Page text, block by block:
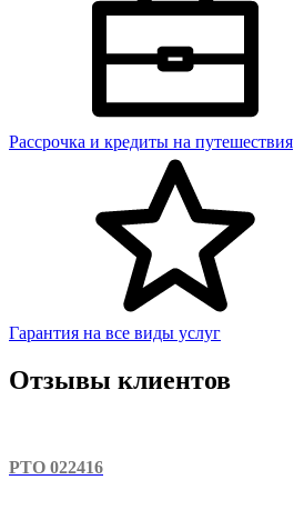
Рассрочка и кредиты на путешествия
Гарантия на все виды услуг
Отзывы клиентов
РТО 022416